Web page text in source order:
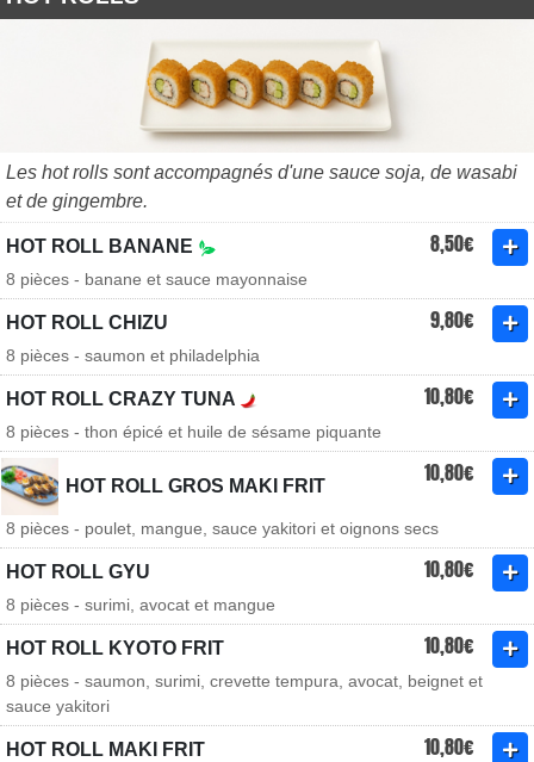
Les hot rolls sont accompagnés d'une sauce soja, de wasabi
et de gingembre.
HOT ROLL BANANE 8,50€
8 pièces - banane et sauce mayonnaise
HOT ROLL CHIZU 9,80€
8 pièces - saumon et philadelphia
HOT ROLL CRAZY TUNA 10,80€
8 pièces - thon épicé et huile de sésame piquante
HOT ROLL GROS MAKI FRIT 10,80€
8 pièces - poulet, mangue, sauce yakitori et oignons secs
HOT ROLL GYU 10,80€
8 pièces - surimi, avocat et mangue
HOT ROLL KYOTO FRIT 10,80€
8 pièces - saumon, surimi, crevette tempura, avocat, beignet et
sauce yakitori
HOT ROLL MAKI FRIT 10,80€